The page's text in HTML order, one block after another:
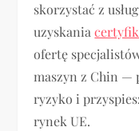
skorzystać z
uzyskania
ofertę
maszyn z Chin —
ryzyko i
rynek UE.